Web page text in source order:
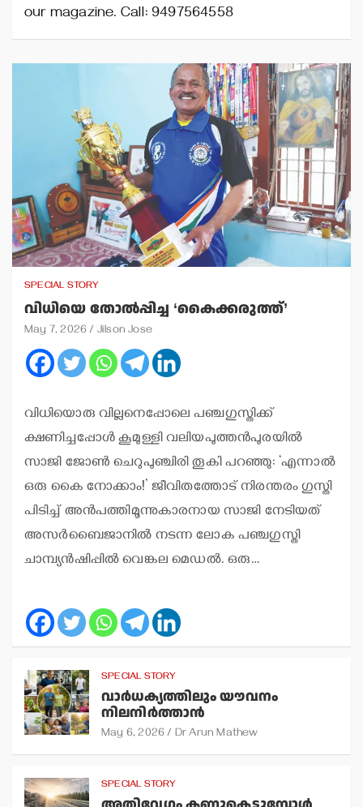
our magazine. Call: 9497564558
SPECIAL STORY
വിധിയെ തോല്‍പ്പിച്ച ‘കൈക്കരുത്ത്’
May 7, 2026 Jilson Jose
വിധിയൊരു വില്ലനെപ്പോലെ പഞ്ചഗുസ്തിക്ക്
ക്ഷണിച്ചപ്പോള്‍ കൂമുള്ളി വലിയപുത്തന്‍പുരയില്‍
സാജി ജോണ്‍ ചെറുപുഞ്ചിരി തൂകി പറഞ്ഞു: ‘എന്നാല്‍
ഒരു കൈ നോക്കാം!’ ജീവിതത്തോട് നിരന്തരം ഗുസ്തി
പിടിച്ച് അന്‍പത്തിമൂന്നുകാരനായ സാജി നേടിയത്
അസര്‍ബൈജാനില്‍ നടന്ന ലോക പഞ്ചഗുസ്തി
ചാമ്പ്യന്‍ഷിപ്പില്‍ വെങ്കല മെഡല്‍. ഒരു…
SPECIAL STORY
വാര്‍ധക്യത്തിലും യൗവനം
നിലനിര്‍ത്താന്‍
May 6, 2026 Dr Arun Mathew
SPECIAL STORY